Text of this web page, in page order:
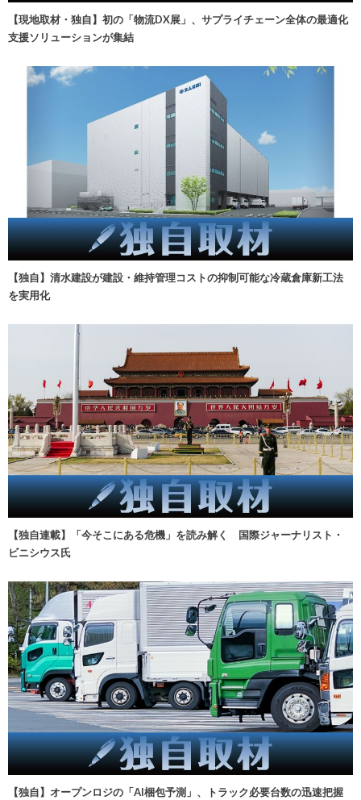
【現地取材・独自】初の「物流DX展」、サプライチェーン全体の最適化
支援ソリューションが集結
【独自】清水建設が建設・維持管理コストの抑制可能な冷蔵倉庫新工法
を実用化
【独自連載】「今そこにある危機」を読み解く 国際ジャーナリスト・
ビニシウス氏
【独自】オープンロジの「AI梱包予測」、トラック必要台数の迅速把握